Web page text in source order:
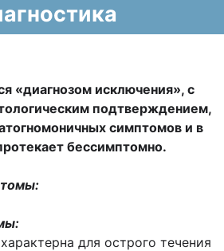
«диагнозом исключения», с
подтверждением,
симптомов и в
бессимптомно.
для острого течения